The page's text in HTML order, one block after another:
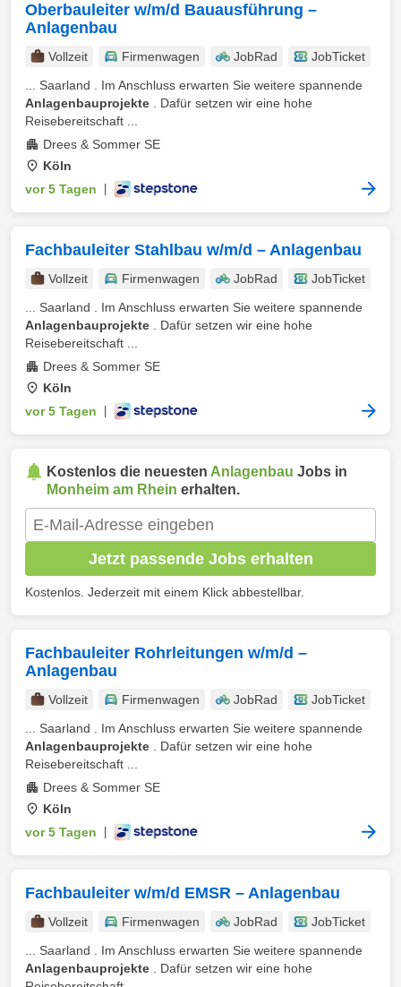
Oberbauleiter w/m/d Bauausführung –
Anlagenbau
Vollzeit Firmenwagen JobRad
JobTicket
... Saarland . Im Anschluss erwarten Sie weitere spannende
Anlagenbauprojekte . Dafür setzen wir eine hohe
Reisebereitschaft ...
Drees & Sommer SE
Köln
vor 5 Tagen
Fachbauleiter Stahlbau w/m/d – Anlagenbau
Vollzeit Firmenwagen JobRad
JobTicket
... Saarland . Im Anschluss erwarten Sie weitere spannende
Anlagenbauprojekte . Dafür setzen wir eine hohe
Reisebereitschaft ...
Drees & Sommer SE
Köln
vor 5 Tagen
Kostenlos die neuesten Anlagenbau Jobs in
Monheim am Rhein erhalten.
Jetzt passende Jobs erhalten
Kostenlos. Jederzeit mit einem Klick abbestellbar.
Fachbauleiter Rohrleitungen w/m/d –
Anlagenbau
Vollzeit Firmenwagen JobRad
JobTicket
... Saarland . Im Anschluss erwarten Sie weitere spannende
Anlagenbauprojekte . Dafür setzen wir eine hohe
Reisebereitschaft ...
Drees & Sommer SE
Köln
vor 5 Tagen
Fachbauleiter w/m/d EMSR – Anlagenbau
Vollzeit Firmenwagen JobRad
JobTicket
... Saarland . Im Anschluss erwarten Sie weitere spannende
Anlagenbauprojekte . Dafür setzen wir eine hohe